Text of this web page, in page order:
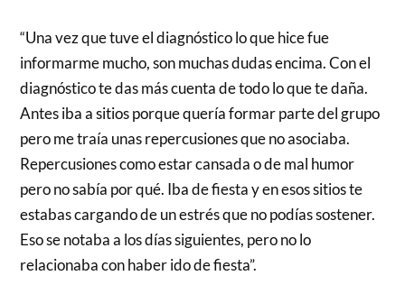
“Una vez que tuve el diagnóstico lo que hice fue
informarme mucho, son muchas dudas encima. Con el
diagnóstico te das más cuenta de todo lo que te daña.
Antes iba a sitios porque quería formar parte del grupo
pero me traía unas repercusiones que no asociaba.
Repercusiones como estar cansada o de mal humor
pero no sabía por qué. Iba de fiesta y en esos sitios te
estabas cargando de un estrés que no podías sostener.
Eso se notaba a los días siguientes, pero no lo
relacionaba con haber ido de fiesta”.